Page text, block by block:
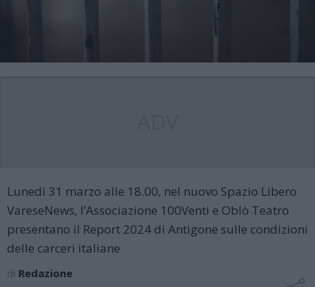
Lunedì 31 marzo alle 18.00, nel nuovo Spazio Libero
VareseNews, l’Associazione 100Venti e Oblò Teatro
presentano il Report 2024 di Antigone sulle condizioni
delle carceri italiane
di Redazione